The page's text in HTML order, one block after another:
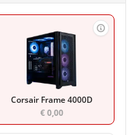
Corsair Frame 4000D
€ 0,00